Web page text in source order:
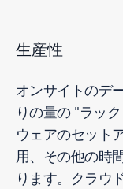
生産性
オンサイトのデ
りの量の "ラッ
ウェアのセット
用、その他の時
ります。クラウ